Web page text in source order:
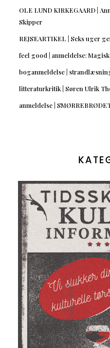
OLE LUND KIRKEGAARD |
Skipper
REJSEARTIKEL | Seks uger
feel good | anmeldelse:
boganmeldelse |
litteraturkritik | Søren Ulrik
anmeldelse |